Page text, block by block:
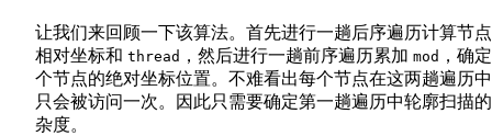
让我们来回顾一下该算法。首先进行一趟后序遍历计算节
相对坐标和 thread ，然后进行一趟前序遍历累加 mod ，确
个节点的绝对坐标位置。不难看出每个节点在这两趟遍历
只会被访问一次。因此只需要确定第一趟遍历中轮廓扫描
杂度。